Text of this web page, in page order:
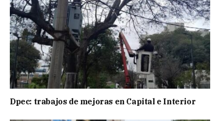
Dpec: trabajos de mejoras en Capital e Interior